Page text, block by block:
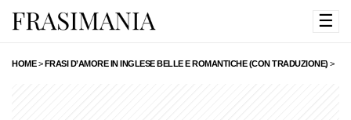
☰
HOME>FRASI D’AMORE IN INGLESE BELLE E ROMANTICHE (CON TRADUZIONE) >